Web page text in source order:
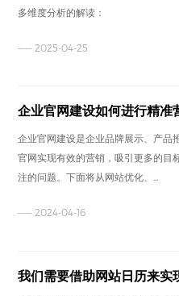
多维度分析的解读：
—— 2025-04-25
企业官网建设如何进行精准
企业官网建设是企业品牌展示、产品
官网实现有效的营销，吸引更多的目
注的问题。下面将从网站优化、...
—— 2024-04-16
我们需要借助网站日历来实